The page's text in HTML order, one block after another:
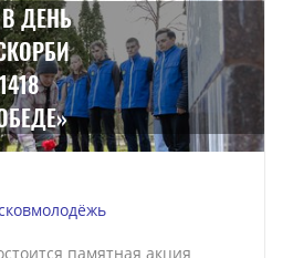
ДЕНЬ
памятная акция